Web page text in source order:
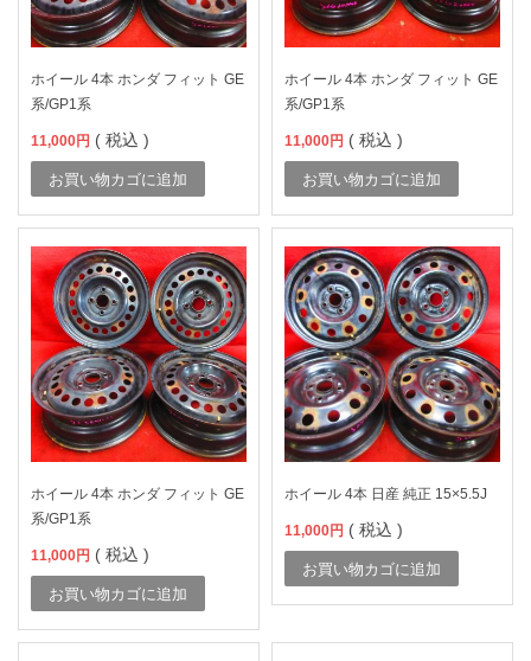
ホイール 4本 ホンダ フィット GE
系/GP1系
11,000円 ( 税込 )
お買い物カゴに追加
ホイール 4本 ホンダ フィット GE
系/GP1系
11,000円 ( 税込 )
お買い物カゴに追加
ホイール 4本 ホンダ フィット GE
系/GP1系
11,000円 ( 税込 )
お買い物カゴに追加
ホイール 4本 日産 純正 15×5.5J
11,000円 ( 税込 )
お買い物カゴに追加